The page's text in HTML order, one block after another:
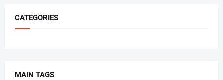
CATEGORIES
MAIN TAGS